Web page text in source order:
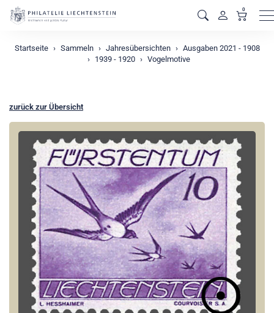
0
Startseite Sammeln Jahresübersichten
Ausgaben 2021 - 1908
1939 - 1920
Vogelmotive
zurück zur Übersicht